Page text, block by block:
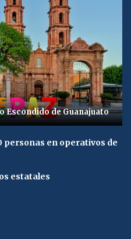
Escondido de Guanajuato
personas en operativos de
estatales